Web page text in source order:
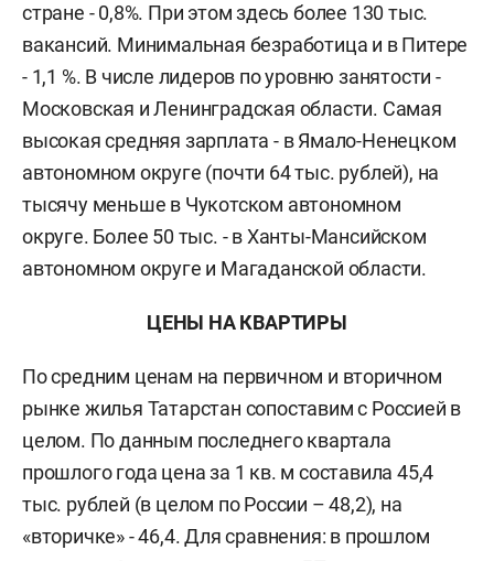
стране - 0,8%. При этом здесь более 130 тыс.
вакансий. Минимальная безработица и в Питере
- 1,1 %. В числе лидеров по уровню занятости -
Московская и Ленинградская области. Самая
высокая средняя зарплата - в Ямало-Ненецком
автономном округе (почти 64 тыс. рублей), на
тысячу меньше в Чукотском автономном
округе. Более 50 тыс. - в Ханты-Мансийском
автономном округе и Магаданской области.
ЦЕНЫ НА КВАРТИРЫ
По средним ценам на первичном и вторичном
рынке жилья Татарстан сопоставим с Россией в
целом. По данным последнего квартала
прошлого года цена за 1 кв. м составила 45,4
тыс. рублей (в целом по России – 48,2), на
«вторичке» - 46,4. Для сравнения: в прошлом